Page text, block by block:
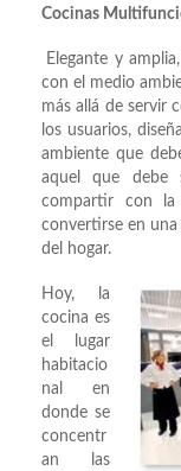
Cocinas
Elegante y
con el medio
más allá de servir
los usuarios,
ambiente que
aquel que debe
compartir con
convertirse en una
del hogar.
Hoy, la
cocina es
el lugar
habitacio
nal en
donde se
concentr
an las